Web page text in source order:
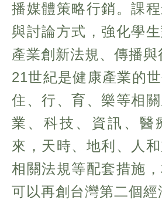
播媒體策略行銷。課
與討論方式，強化學
產業創新法規、傳播與
21世紀是健康產業的世
住、行、育、樂等相
業、科技、資訊、醫
來，天時、地利、人
相關法規等配套措施
可以再創台灣第二個經